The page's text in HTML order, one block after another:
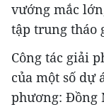
vướng mắc
tập trung tháo
Công tác giải
của một số dự
phương: Đồng